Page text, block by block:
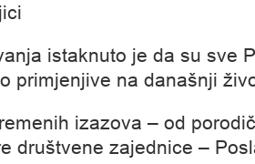
istaknuto je da su sve
primjenjive na današnji
izazova – od
društvene zajednice –